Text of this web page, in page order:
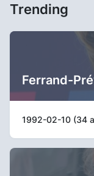
Trending
Ferrand-
1992-02-10 (34